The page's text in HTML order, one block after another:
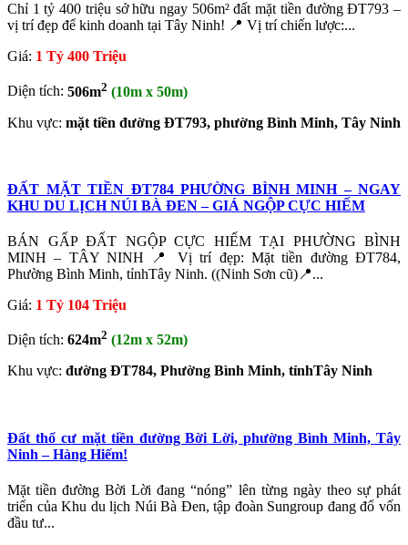
Chỉ 1 tỷ 400 triệu sở hữu ngay 506m² đất mặt tiền đường ĐT793 –
vị trí đẹp để kinh doanh tại Tây Ninh! 📍 Vị trí chiến lược:...
Giá: 1 Tỷ 400 Triệu
Diện tích: 506m2 (10m x 50m)
Khu vực: mặt tiền đường ĐT793, phường Bình Minh, Tây Ninh
ĐẤT MẶT TIỀN ĐT784 PHƯỜNG BÌNH MINH – NGAY
KHU DU LỊCH NÚI BÀ ĐEN – GIÁ NGỘP CỰC HIẾM
BÁN GẤP ĐẤT NGỘP CỰC HIẾM TẠI PHƯỜNG BÌNH
MINH – TÂY NINH 📍 Vị trí đẹp: Mặt tiền đường ĐT784,
Phường Bình Minh, tỉnhTây Ninh. ((Ninh Sơn cũ)📍...
Giá: 1 Tỷ 104 Triệu
Diện tích: 624m2 (12m x 52m)
Khu vực: đường ĐT784, Phường Bình Minh, tỉnhTây Ninh
Đất thổ cư mặt tiền đường Bời Lời, phường Bình Minh, Tây
Ninh – Hàng Hiếm!
Mặt tiền đường Bời Lời đang “nóng” lên từng ngày theo sự phát
triển của Khu du lịch Núi Bà Đen, tập đoàn Sungroup đang đổ vốn
đầu tư...